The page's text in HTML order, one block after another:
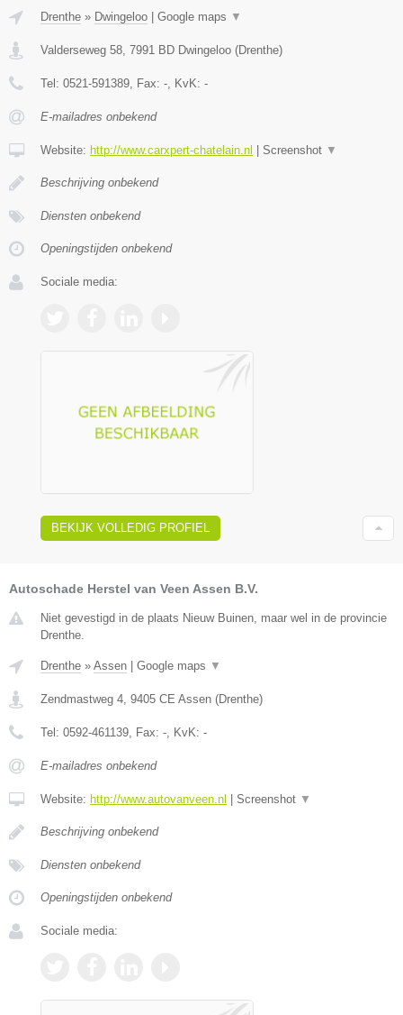
Drenthe » Dwingeloo Google maps ▼
Valderseweg 58 7991 BD Dwingeloo (Drenthe)
Tel: 0521-591389 , Fax: - , KvK: -
E-mailadres onbekend
Website: http://www.carxpert-chatelain.nl Screenshot ▼
Beschrijving onbekend
Diensten onbekend
Openingstijden onbekend
Sociale media:
BEKIJK VOLLEDIG PROFIEL
Autoschade Herstel van Veen Assen B.V.
Niet gevestigd in de plaats Nieuw Buinen, maar wel in de provincie
Drenthe.
Drenthe » Assen | Google maps ▼
Zendmastweg 4 9405 CE Assen (Drenthe)
Tel: 0592-461139 , Fax: - , KvK: -
E-mailadres onbekend
Website: http://www.autovanveen.nl | Screenshot ▼
Beschrijving onbekend
Diensten onbekend
Openingstijden onbekend
Sociale media: